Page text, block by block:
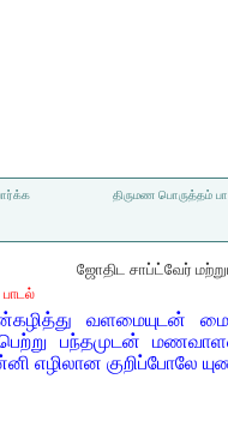
திருமண பொருத்தம்
ஜோதிட சாப்ட்வேர்
வளமையுடன்
பந்தமுடன்
எழிலான குறிப்போலே